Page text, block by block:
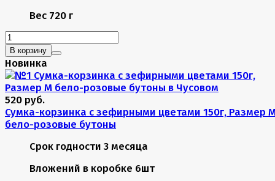
Вес 720 г
В корзину
Новинка
520 руб.
Сумка-корзинка с зефирными цветами 150г, Размер
бело-розовые бутоны
Срок годности 3 месяца
Вложений в коробке 6шт